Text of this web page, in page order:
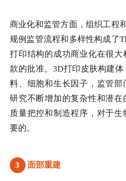
商业化和监管方面，组织工程
规例监管流程和多样性构成了
打印结构的成功商业化在很
款的批准。3D打印皮肤构建
料、细胞和生长因子，监管
研究不断增加的复杂性和潜
质量把控和制造程序，对于
要的。
3 面部重建